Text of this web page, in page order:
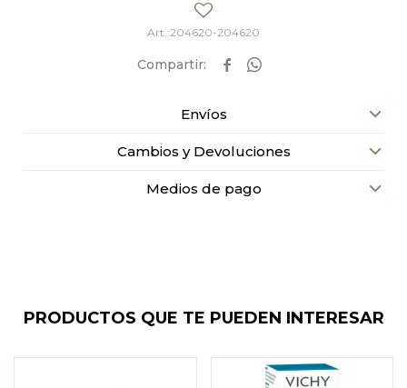
204620-204620
 
Envíos
Cambios y Devoluciones
Medios de pago
PRODUCTOS QUE TE PUEDEN INTERESAR